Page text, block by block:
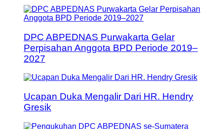
DPC ABPEDNAS Purwakarta Gelar
Perpisahan Anggota BPD Periode 2019–
2027
Ucapan Duka Mengalir Dari HR. Hendry
Gresik